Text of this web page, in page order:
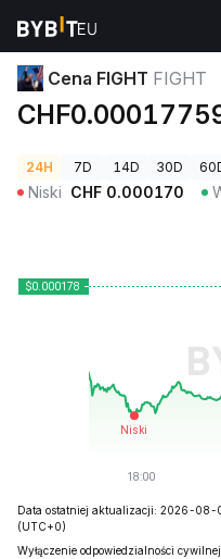
Ceny kryptowalut Cena
Cena FIGHT FIGHT
24H 7D 14D 30D
Niski CHF 0.000170
Data ostatniej aktualizacji: 2026-08-
(UTC+0)
Wyłączenie odpowiedzialności